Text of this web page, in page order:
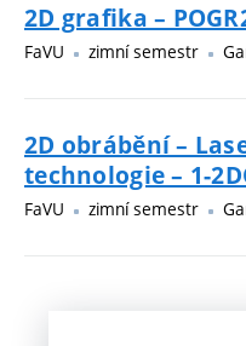
2D grafika –
FaVU zimní semestr
2D obrábění –
technologie – 1-
FaVU zimní semestr